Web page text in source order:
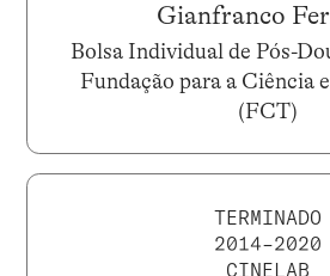
Gianfranco
Bolsa Individual de Pós-
Fundação para a Ciência
(FCT)
TERMINADO
2014–2020
CINELAB